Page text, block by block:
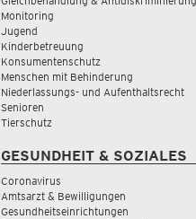
Monitoring
Jugend
Kinderbetreuung
Konsumentenschutz
Menschen mit Behinderung
Niederlassungs- und Aufenthaltsrecht
Senioren
Tierschutz
GESUNDHEIT & SOZIALES
Coronavirus
Amtsarzt & Bewilligungen
Gesundheitseinrichtungen